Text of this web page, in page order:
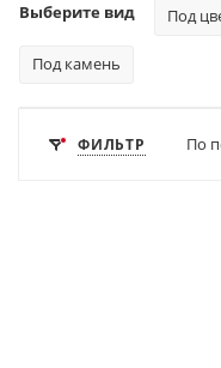
Выберите вид Под
Под камень
ФИЛЬТР По